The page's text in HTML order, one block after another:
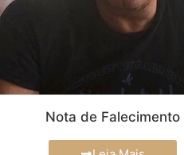
Nota de Falecimento